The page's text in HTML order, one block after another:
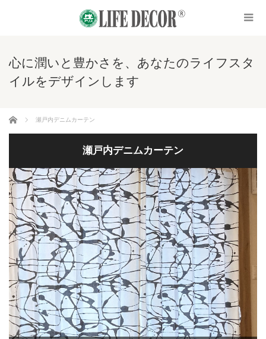
心に潤いと豊かさを、あなたのライフスタ
イルをデザインします
ホーム 瀬戸内デニムカーテン
瀬戸内デニムカーテン